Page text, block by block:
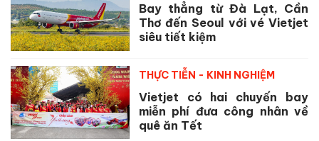
Bay thẳng từ Đà Lạt, Cần
Thơ đến Seoul với vé Vietjet
siêu tiết kiệm
THỰC TIỄN - KINH NGHIỆM
Vietjet có hai chuyến bay
miễn phí đưa công nhân về
quê ăn Tết